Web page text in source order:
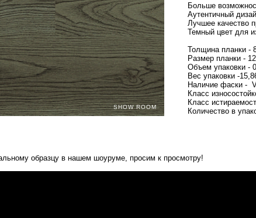
SHOW ROOM
Больше
Aутентичный
Лучшее качество
Темный цвет для
Толщина планки -
Размер планки -
Объем упаковки -
Вес упаковки -
Наличие фаски -
Класс
Класс
Количество в
образцу в нашем шоуруме, просим к просмотру!